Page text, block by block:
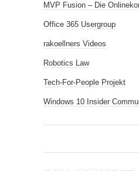
MVP Fusion – Die
Office 365 Usergroup
rakoellners Videos
Robotics Law
Tech-For-People Projekt
Windows 10 Insider